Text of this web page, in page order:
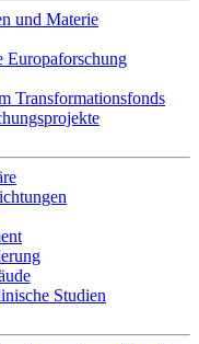
und Materie
Europaforschung
Transformationsfonds
Studien